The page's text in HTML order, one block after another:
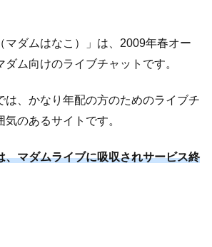
マダムはなこ）」は、2009年春オー
ム向けのライブチャットです。
は、かなり年配の方のためのライブチ
のあるサイトです。
、マダムライブに吸収されサービス終